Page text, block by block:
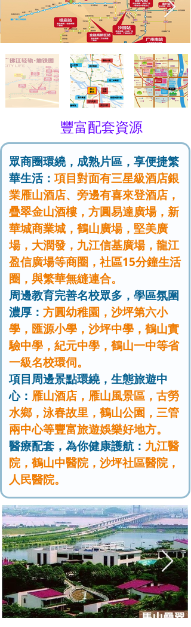
豐富配套資源
眾商圈環繞，成熟片區，享便捷繁
華生活：項目對面有三星級酒店銀
業雁山酒店、旁邊有喜來登酒店，
疊翠金山酒樓，方圓易達廣場，新
華城商業城，鶴山廣場，堅美廣
場，大潤發，九江信基廣場，龍江
盈信廣場等商圈，社區15分鐘生活
圈，與繁華無縫連合。
周邊教育完善名校眾多，學區氛圍
濃厚： 方圓幼稚園，沙坪第六小
學，匯源小學，沙坪中學，鶴山實
驗中學，紀元中學，鶴山一中等省
一級名校環伺。
項目周邊景點環繞，生態旅遊中
心： 雁山酒店，雁山風景區，古勞
水鄉，泳春故里，鶴山公園，三管
兩中心等豐富旅遊娛樂好地方。
醫療配套，為你健康護航： 九江醫
院，鶴山中醫院，沙坪社區醫院，
人民醫院。